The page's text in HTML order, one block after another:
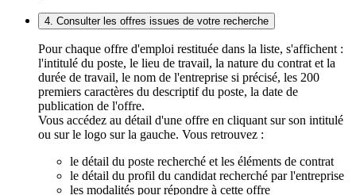
4. Consulter les offres issues de votre recherche
Pour chaque offre d'emploi restituée dans la liste, s'affichent :
l'intitulé du poste, le lieu de travail, la nature du contrat et la
durée de travail, le nom de l'entreprise si précisé, les 200
premiers caractères du descriptif du poste, la date de
publication de l'offre.
Vous accédez au détail d'une offre en cliquant sur son intitulé
ou sur le logo sur la gauche. Vous retrouvez :
le détail du poste recherché et les éléments de contrat
le détail du profil du candidat recherché par l'entreprise
les modalités pour répondre à cette offre